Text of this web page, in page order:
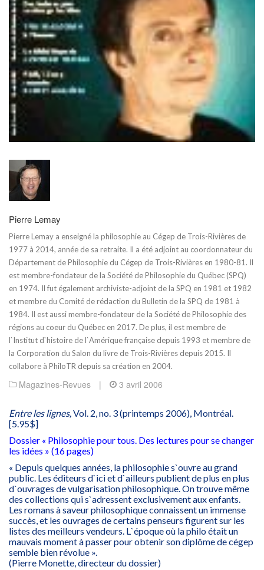
Pierre Lemay
Pierre Lemay a enseigné la philosophie au Cégep de Trois-Rivières de
1977 à 2014, année de sa retraite. Il a été adjoint au coordonnateur du
Département de Philosophie du Cégep de Trois-Rivières en 1980-81. Il
est membre-fondateur de la Société de Philosophie du Québec (SPQ)
en 1974. Il fut également archiviste-adjoint de la SPQ en 1981 et 1982
et membre du Comité de rédaction du Bulletin de la SPQ de 1981 à
1984. Il est aussi membre-fondateur de la Société de Philosophie des
régions au coeur du Québec en 2017. De plus, il est membre de
l`Institut d`histoire de l`Amérique française depuis 1993 et membre de
la Corporation du Salon du livre de Trois-Rivières depuis 2015. Il
collabore à PhiloTR depuis sa création en 2004.
Magazines-Revues | 3 avril 2006
Entre les lignes, Vol. 2, no. 3 (printemps 2006), Montréal.
[5.95$]
Dossier « Philosophie pour tous. Des lectures pour se changer
les idées » (16 pages)
« Depuis quelques années, la philosophie s`ouvre au grand
public. Les éditeurs d`ici et d`ailleurs publient de plus en plus
d`ouvrages de vulgarisation philosophique. On trouve même
des collections qui s`adressent exclusivement aux enfants.
Les romans à saveur philosophique connaissent un immense
succès, et les ouvrages de certains penseurs figurent sur les
listes des meilleurs vendeurs. L`époque où la philo était un
mauvais moment à passer pour obtenir son diplôme de cégep
semble bien révolue ».
(Pierre Monette, directeur du dossier)